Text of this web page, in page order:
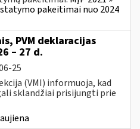
pakeitimai nuo 2024
PVM deklaracijas
– 27 d.
25
(VMI) informuoja, kad
sklandžiai prisijungti prie